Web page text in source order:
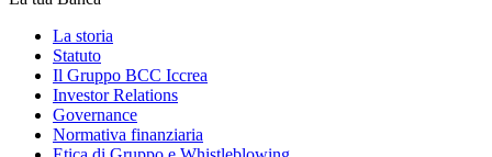
La storia
Statuto
Il Gruppo BCC Iccrea
Investor Relations
Governance
Normativa finanziaria